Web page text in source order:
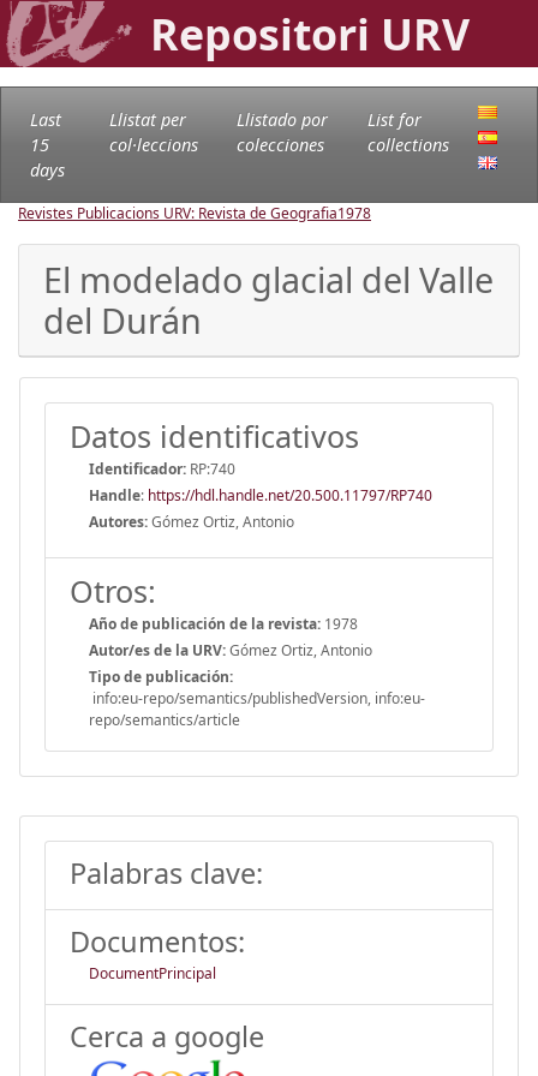
Repositori URV
Last
15
days
Llistat per
col·leccions
Llistado por
colecciones
List for
collections
Revistes Publicacions URV: Revista de Geografia1978
El modelado glacial del Valle
del Durán
Datos identificativos
Identificador: RP:740
Handle: https://hdl.handle.net/20.500.11797/RP740
Autores:Gómez Ortiz, Antonio
Otros:
Año de publicación de la revista: 1978
Autor/es de la URV:Gómez Ortiz, Antonio
Tipo de publicación:
info:eu-repo/semantics/publishedVersion, info:eu-
repo/semantics/article
Palabras clave:
Documentos:
DocumentPrincipal
Cerca a google